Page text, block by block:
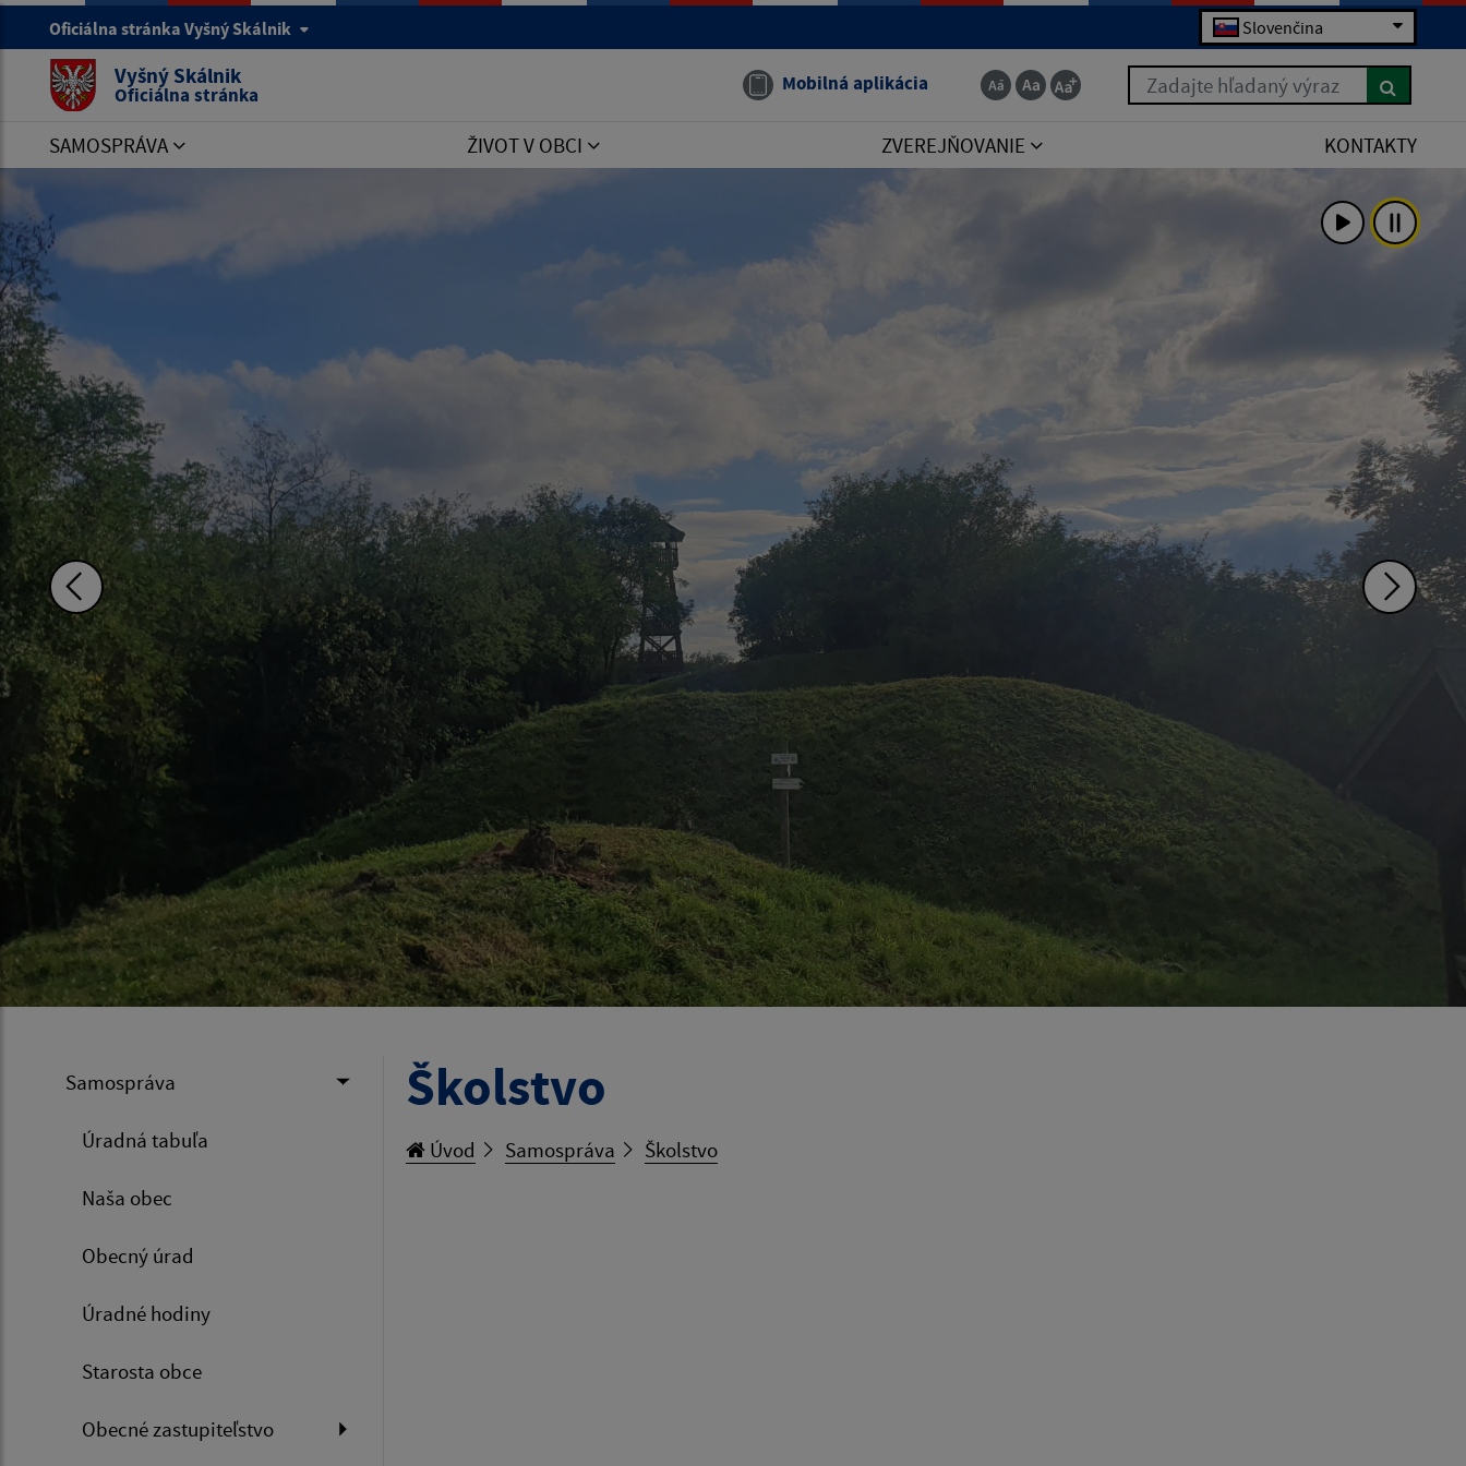
Oficiálna stránka Vyšný Skálnik Slovenčina
Vyšný Skálnik
Oficiálna stránka Mobilná aplikácia Zadajte hľadaný výraz
SAMOSPRÁVA ŽIVOT V OBCI ZVEREJŇOVANIE KONTAKTY
Samospráva
Úradná tabuľa
Naša obec
Obecný úrad
Úradné hodiny
Starosta obce
Obecné zastupiteľstvo
Školstvo
Úvod Samospráva Školstvo